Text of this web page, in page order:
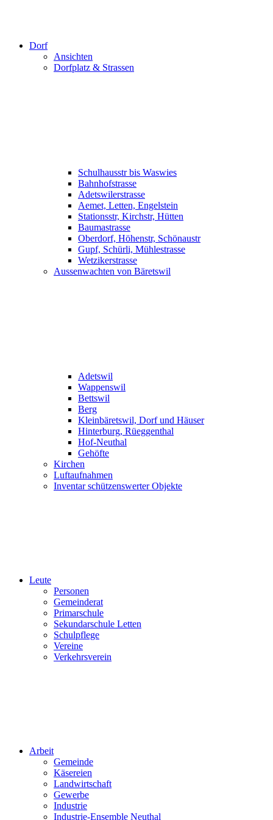
Dorf
Ansichten
Dorfplatz & Strassen
Schulhausstr bis Waswies
Bahnhofstrasse
Adetswilerstrasse
Aemet, Letten, Engelstein
Stationsstr, Kirchstr, Hütten
Baumastrasse
Oberdorf, Höhenstr, Schönaustr
Gupf, Schürli, Mühlestrasse
Wetzikerstrasse
Aussenwachten von Bäretswil
Adetswil
Wappenswil
Bettswil
Berg
Kleinbäretswil, Dorf und Häuser
Hinterburg, Rüeggenthal
Hof-Neuthal
Gehöfte
Kirchen
Luftaufnahmen
Inventar schützenswerter Objekte
Leute
Personen
Gemeinderat
Primarschule
Sekundarschule Letten
Schulpflege
Vereine
Verkehrsverein
Arbeit
Gemeinde
Käsereien
Landwirtschaft
Gewerbe
Industrie
Industrie-Ensemble Neuthal